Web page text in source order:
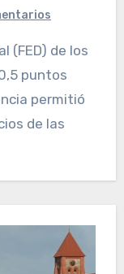
puntos
permitió
de las